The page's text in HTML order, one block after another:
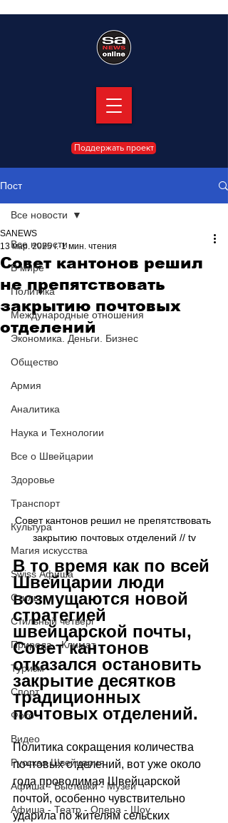
Поддержать проект
Пост
Все новости
В мире
Политика
Международные отношения
Экономика. Деньги. Бизнес
Общество
Армия
Аналитика
Наука и Технологии
Все о Швейцарии
Здоровье
Транспорт
Культура
Магия искусства
Swiss Афиша
Стиль
Стильный четверг
Природа - Климат
Туризм
Спорт
Фото
Видео
Русская Швейцария
Афиша - Выставки - Музеи
Афиша - Театр - Опера - Шоу
Все новости
Совет кантонов решил
не препятствовать
закрытию почтовых
отделений
SANEWS
13 мар. 2025 г. 1 мин. чтения
Совет кантонов решил не препятствовать
закрытию почтовых отделений // tv
В то время как по всей
Швейцарии люди
возмущаются новой
стратегией
швейцарской почты,
Совет кантонов
отказался остановить
закрытие десятков
традиционных
почтовых отделений.
Политика сокращения количества
почтовых отделений, вот уже около
года проводимая Швейцарской
почтой, особенно чувствительно
ударила по жителям сельских